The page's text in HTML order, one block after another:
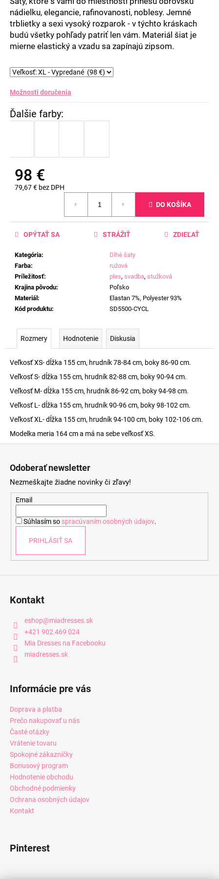
nádielku, elegancie, rafinovanosti, noblesy. Jemné
trblietky a sexi vysoký rozparok - v týchto kráskach
budú všetky pohľady patriť len vám. Materiál šiat je
mierne elastický a vzadu sa zapínajú zipsom.
Možnosti doručenia
98 €
79,67 € bez DPH
DO KOŠÍKA
Kategória:
Dlhé šaty
Farba:
ružová
Príležitosť: ples, svadba, stužková
Krajina pôvodu:
Poľsko
Materiál :
Elastan 7%, Polyester 93%
Kód produktu: SD5500-CYCL
OPÝTAŤ SA STRÁŽIŤ ZDIEĽAŤ
Rozmery Hodnotenie Diskusia
Veľkosť XS- dĺžka 155 cm, hrudník 78-84 cm, boky 86-90 cm.
Veľkosť S- dĺžka 155 cm, hrudník 82-88 cm, boky 90-94 cm.
Veľkosť M- dĺžka 155 cm, hrudník 86-92 cm, boky 94-98 cm.
Veľkosť L- dĺžka 155 cm, hrudník 90-96 cm, boky 98-102 cm.
Veľkosť XL- dĺžka 155 cm, hrudník 94-100 cm, boky 102-106 cm.
Modelka meria 164 cm a má na sebe veľkosť XS.
Odoberať newsletter
Nezmeškajte žiadne novinky či zľavy!
Email
Súhlasím so spracúvaním osobných údajov.
PRIHLÁSIŤ SA
Kontakt
eshop@miadresses.sk
+421 902 469 024
Mia Dresses na Facebooku
miadresses.sk
Informácie pre vás
Doprava a platba
Prečo nakupovať u nás
Časté otázky
Vrátenie tovaru
Spokojné zákazníčky
Bonusový program
Hodnotenie obchodu
Obchodné podmienky
Ochrana osobných údajov
Kontakt
Pinterest